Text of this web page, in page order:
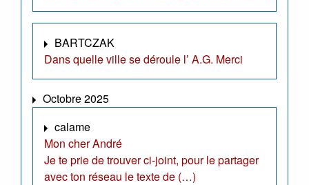
BARTCZAK
Dans quelle ville se déroule l’ A.G. Merci
Octobre 2025
calame
Mon cher André
Je te prie de trouver ci-joint, pour le partager
avec ton réseau le texte de (…)